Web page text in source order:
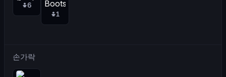
6
1
손가락